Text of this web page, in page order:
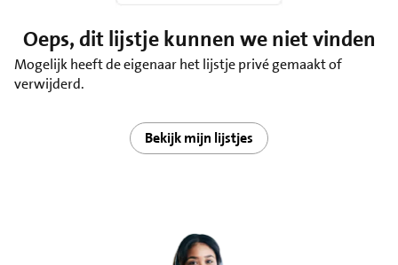
Oeps, dit lijstje kunnen we niet vinden
Mogelijk heeft de eigenaar het lijstje privé gemaakt of
verwijderd.
Bekijk mijn lijstjes